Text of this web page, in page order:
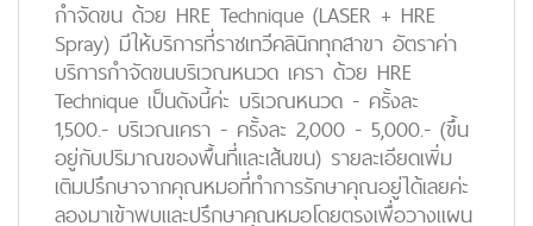
กำจัดขน ด้วย HRE Technique (LASER + HRE
Spray) มีให้บริการที่ราชเทวีคลินิกทุกสาขา อัตราค่า
บริการกำจัดขนบริเวณหนวด เครา ด้วย HRE
Technique เป็นดังนี้ค่ะ บริเวณหนวด - ครั้งละ
1,500.- บริเวณเครา - ครั้งละ 2,000 - 5,000.- (ขึ้น
อยู่กับปริมาณของพื้นที่และเส้นขน) รายละเอียดเพิ่ม
เติมปรึกษาจากคุณหมอที่ทำการรักษาคุณอยู่ได้เลยค่ะ
ลองมาเข้าพบและปรึกษาคุณหมอโดยตรงเพื่อวางแผน